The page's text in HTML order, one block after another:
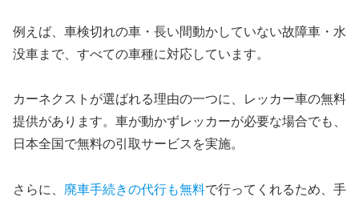
例えば、車検切れの車・長い間動かしていない故障車・水
没車まで、すべての車種に対応しています。
カーネクストが選ばれる理由の一つに、レッカー車の無料
提供があります。車が動かずレッカーが必要な場合でも、
日本全国で無料の引取サービスを実施。
さらに、 廃車手続きの代行も無料で行ってくれるため、手